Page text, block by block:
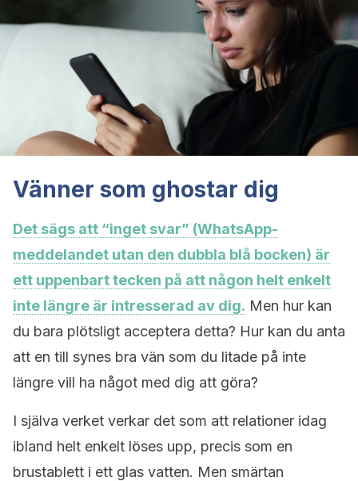
Vänner som ghostar dig
Det sägs att “inget svar” (WhatsApp-
meddelandet utan den dubbla blå bocken) är
ett uppenbart tecken på att någon helt enkelt
inte längre är intresserad av dig. Men hur kan
du bara plötsligt acceptera detta? Hur kan du anta
att en till synes bra vän som du litade på inte
längre vill ha något med dig att göra?
I själva verket verkar det som att relationer idag
ibland helt enkelt löses upp, precis som en
brustablett i ett glas vatten. Men smärtan